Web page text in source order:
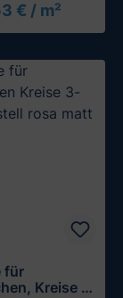
€ / m²
für
Kreise 3-